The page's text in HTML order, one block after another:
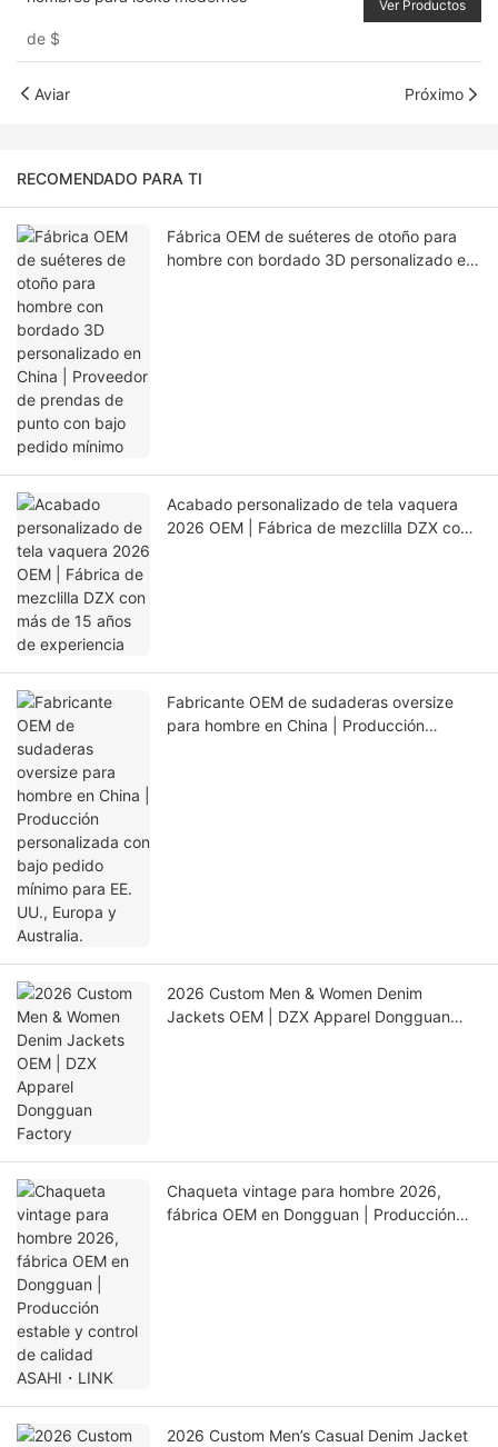
de $
Ver Productos
Aviar Próximo
RECOMENDADO PARA TI
Fábrica OEM de suéteres de otoño para
hombre con bordado 3D personalizado en
Acabado personalizado de tela vaquera
2026 OEM | Fábrica de mezclilla DZX con
Fabricante OEM de sudaderas oversize
para hombre en China | Producción
2026 Custom Men & Women Denim
Jackets OEM | DZX Apparel Dongguan
Chaqueta vintage para hombre 2026,
fábrica OEM en Dongguan | Producción
2026 Custom Men’s Casual Denim Jacket